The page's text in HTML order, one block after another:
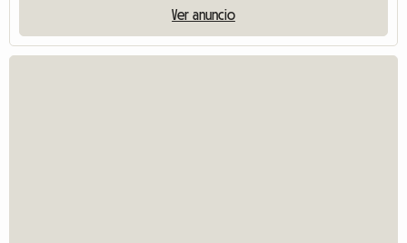
Ver anuncio